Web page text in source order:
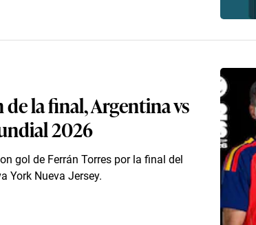
la final, Argentina vs
2026
gol de Ferrán Torres por la final del
York Nueva Jersey.